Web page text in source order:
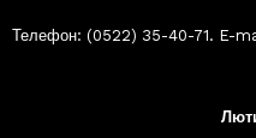
Телефон: (0522) 35-40-71. E-